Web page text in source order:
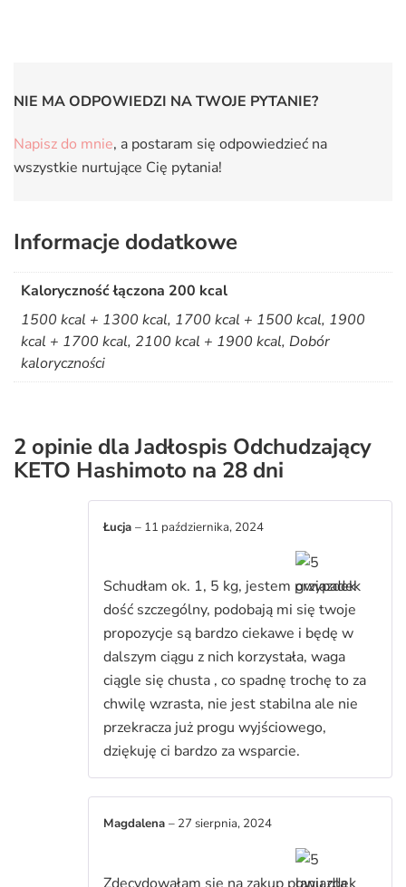
NIE MA ODPOWIEDZI NA TWOJE PYTANIE?
Napisz do mnie, a postaram się odpowiedzieć na
wszystkie nurtujące Cię pytania!
Informacje dodatkowe
Kaloryczność łączona 200 kcal
1500 kcal + 1300 kcal, 1700 kcal + 1500 kcal, 1900
kcal + 1700 kcal, 2100 kcal + 1900 kcal, Dobór
kaloryczności
2 opinie dlaJadłospis Odchudzający
KETO Hashimoto na 28 dni
Łucja – 11 października, 2024
Schudłam ok. 1, 5 kg, jestem przypadek
dość szczególny, podobają mi się twoje
propozycje są bardzo ciekawe i będę w
dalszym ciągu z nich korzystała, waga
ciągle się chusta , co spadnę trochę to za
chwilę wzrasta, nie jest stabilna ale nie
przekracza już progu wyjściowego,
dziękuję ci bardzo za wsparcie.
Magdalena – 27 sierpnia, 2024
Zdecydowałam się na zakup planu dla